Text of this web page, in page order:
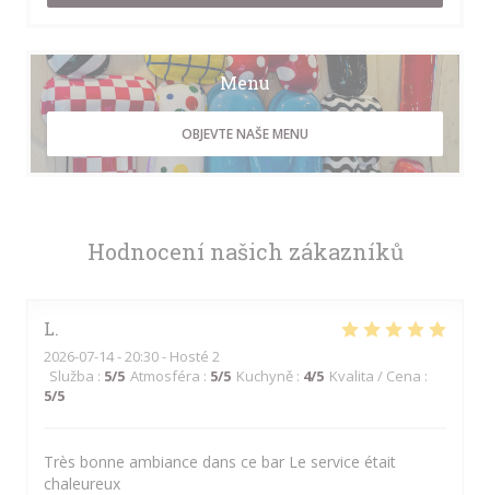
Hodnocení našich zákazníků
L
2026-07-14- 20:30 - Hosté 2
Služba : 5/5 Atmosféra : 5/5 Kuchyně : 4/5 Kvalita / Cena :
5/5
Très bonne ambiance dans ce bar Le service était
chaleureux
Menu
OBJEVTE NAŠE MENU